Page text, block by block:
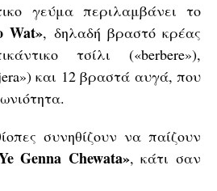
γεύμα περιλαμβάνει το
Wat», δηλαδή βραστό κρέας
τσίλι («berbere»),
και 12 βραστά αυγά, που
συνηθίζουν να παίζουν
Genna Chewata», κάτι σαν